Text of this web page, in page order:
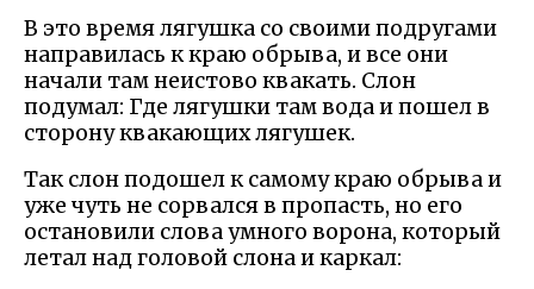
В это время лягушка со своими подругами
направилась к краю обрыва, и все они
начали там неистово квакать. Слон
подумал: Где лягушки там вода и пошел в
сторону квакающих лягушек.
Так слон подошел к самому краю обрыва и
уже чуть не сорвался в пропасть, но его
остановили слова умного ворона, который
летал над головой слона и каркал: